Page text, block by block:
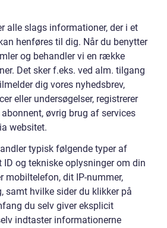
alle slags informationer, der i et
henføres til dig. Når du benytter
og behandler vi en række
Det sker f.eks. ved alm. tilgang
dig vores nyhedsbrev,
eller undersøgelser, registrerer
øvrig brug af services
websitet.
typisk følgende typer af
ID og tekniske oplysninger om din
mobiltelefon, dit IP-nummer,
samt hvilke sider du klikker på
du selv giver eksplicit
indtaster informationerne